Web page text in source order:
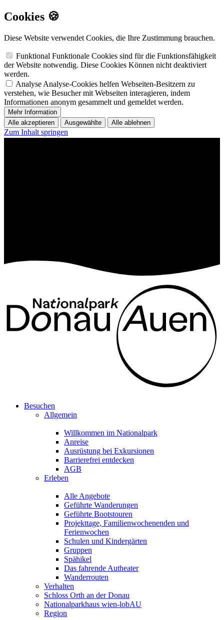
Cookies 🍪
Diese Website verwendet Cookies, die Ihre Zustimmung brauchen.
Funktional Funktionale Cookies sind für die Funktionsfähigkeit
der Website notwendig. Diese Cookies Können nicht deaktiviert
werden.
Analyse Analyse-Cookies helfen Webseiten-Besitzern zu
verstehen, wie Besucher mit Webseiten interagieren, indem
Informationen anonym gesammelt und gemeldet werden.
Mehr Information
Alle akzeptieren
Ausgewählte Alle ablehnen
Zum Inhalt springen
Besuchen
Allgemein
Willkommen im Nationalpark
Anreise
Ausrüstung bei Exkursionen
Barrierefrei entdecken
AGB
Erleben
Alle Angebote
Geführte Wanderungen
Geführte Bootstouren
Projekttage, Familienwochenenden und
Ferienwochen
Schulen und Kindergärten
Gruppen
Spähikel
Das fahrende Autheater
Wanderrouten
Verhalten
Schloss Orth an der Donau
Nationalparkhaus wien-lobAU
Region